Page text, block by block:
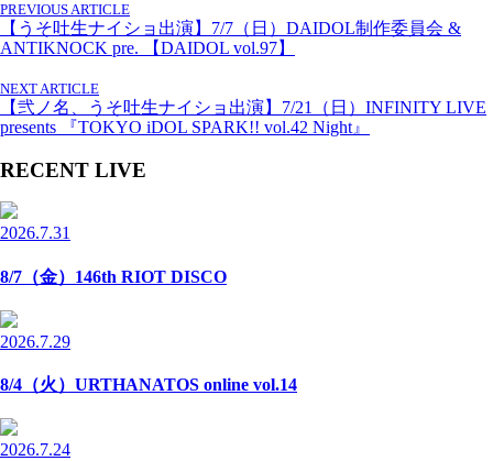
PREVIOUS ARTICLE
【うそ吐生ナイショ出演】7/7（日）DAIDOL制作委員会 &
ANTIKNOCK pre. 【DAIDOL vol.97】
NEXT ARTICLE
【弐ノ名、うそ吐生ナイショ出演】7/21（日）INFINITY LIVE
presents 『TOKYO iDOL SPARK!! vol.42 Night』
RECENT LIVE
2026.7.31
8/7（金）146th RIOT DISCO
2026.7.29
8/4（火）URTHANATOS online vol.14
2026.7.24